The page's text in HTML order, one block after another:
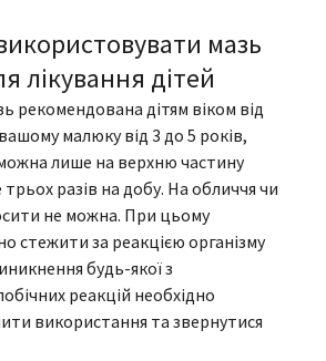
мазь
лікування дітей
рекомендована дітям віком від
малюку від 3 до 5 років,
лише на верхню частину
разів на добу. На обличчя чи
не можна. При цьому
стежити за реакцією організму
будь-якої з
реакцій необхідно
використання та звернутися